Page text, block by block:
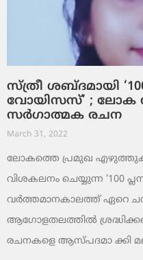
സ്ത്രീ ശബ്ദമായി
വോയിസസ്’ ; ലോക
സര്‍ഗാത്മക രചന
March 31, 2022
ലോകത്തെ പ്രമുഖ
വിശകലനം ചെയ്യുന്ന ‘100
വര്‍ത്തമാനകാലത്ത് ഏറെ
ആഗോളതലത്തില്‍
രചനകളെ ആസ്പദമാ ക്കി